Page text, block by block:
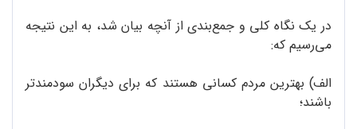
در یک نگاه کلی و جمع‌بندی از آنچه بیان شد، به این نتیجه
می‌رسیم که:
الف) بهترین مردم کسانی هستند که برای دیگران سودمندتر
باشند؛